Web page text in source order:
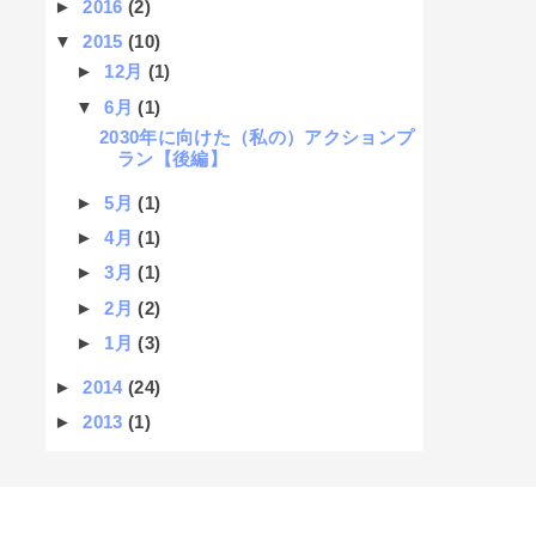
►2016(2)
▼2015(10)
► 12月 (1)
▼6月(1)
2030年に向けた（私の）アクションプ
ラン【後編】
►5月(1)
►4月(1)
►3月(1)
►2月(2)
► 1月(3)
►2014(24)
►2013(1)